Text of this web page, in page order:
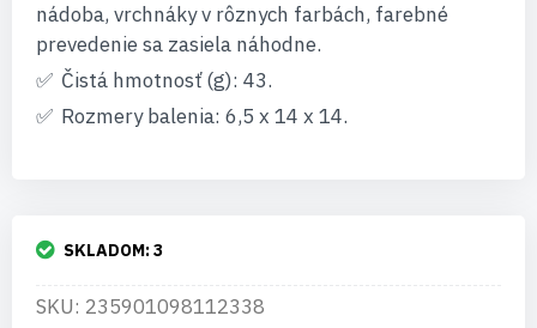
nádoba, vrchnáky v rôznych farbách, farebné
prevedenie sa zasiela náhodne.
Čistá hmotnosť (g): 43.
Rozmery balenia: 6,5 x 14 x 14.
SKLADOM:3
SKU: 235901098112338